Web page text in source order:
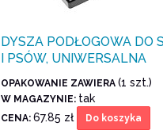
DYSZA PODŁOGOWA DO
I PSÓW, UNIWERSALNA
OPAKOWANIE ZAWIERA (1 szt.)
W MAGAZYNIE: tak
CENA: 67.85 zł Do koszyka